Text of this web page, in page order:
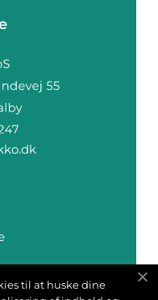
til at huske dine